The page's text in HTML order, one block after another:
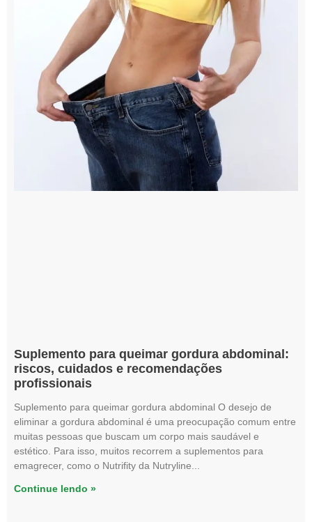
Suplemento para queimar gordura abdominal:
riscos, cuidados e recomendações
profissionais
Suplemento para queimar gordura abdominal O desejo de
eliminar a gordura abdominal é uma preocupação comum entre
muitas pessoas que buscam um corpo mais saudável e
estético. Para isso, muitos recorrem a suplementos para
emagrecer, como o Nutrifity da Nutryline
Continue lendo »